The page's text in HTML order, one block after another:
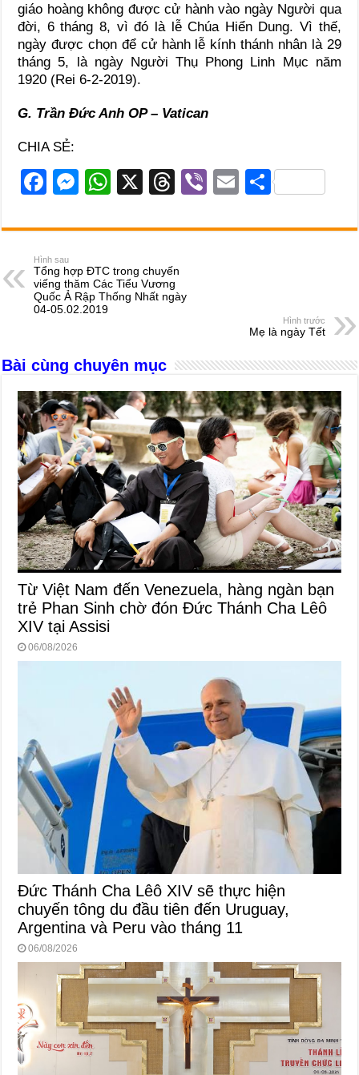
giáo hoàng không được cử hành vào ngày Người qua
đời, 6 tháng 8, vì đó là lễ Chúa Hiển Dung. Vì thế,
ngày được chọn để cử hành lễ kính thánh nhân là 29
tháng 5, là ngày Người Thụ Phong Linh Mục năm
1920 (Rei 6-2-2019).
G. Trần Đức Anh OP – Vatican
CHIA SẺ:
F
c
e
b
o
k
M
ss
n
g
W
at
A
p
X
T
e
d
s
Vi
er
E
ail
S
ar
Hình sau
Tổng hợp ĐTC trong chuyến
viếng thăm Các Tiểu Vương
Quốc Ả Rập Thống Nhất ngày
04-05.02.2019
Hình trước
Mẹ là ngày Tết
Bài cùng chuyên mục
Từ Việt Nam đến Venezuela, hàng ngàn bạn
trẻ Phan Sinh chờ đón Đức Thánh Cha Lêô
XIV tại Assisi
06/08/2026
Đức Thánh Cha Lêô XIV sẽ thực hiện
chuyến tông du đầu tiên đến Uruguay,
Argentina và Peru vào tháng 11
06/08/2026